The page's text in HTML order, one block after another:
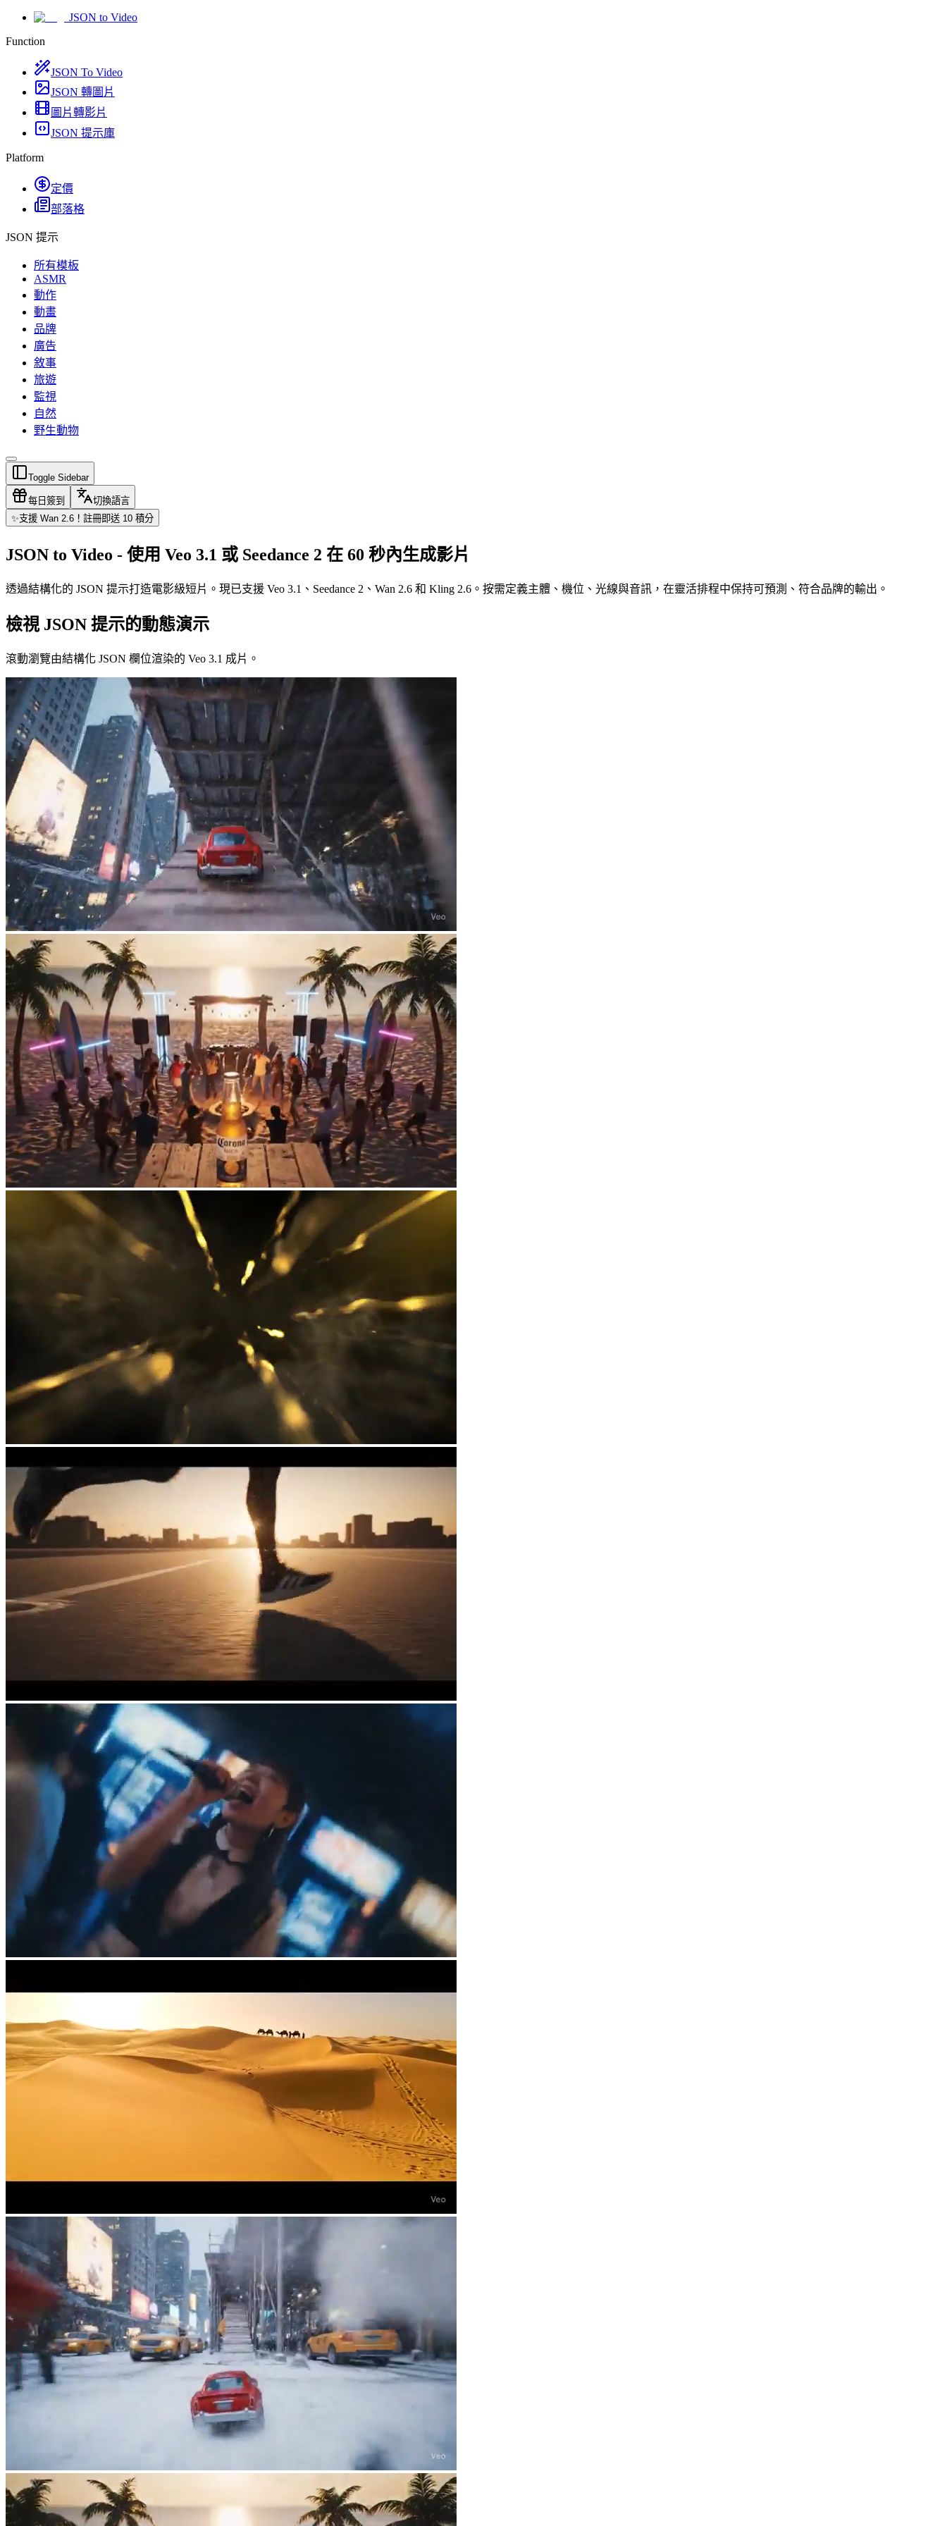
JSON to Video
Function
JSON To Video
JSON 轉圖片
圖片轉影片
JSON 提示庫
Platform
定價
部落格
JSON 提示
所有模板
ASMR
動作
動畫
品牌
廣告
敘事
旅遊
監視
自然
野生動物
Toggle Sidebar
每日簽到
切換語言
✨支援 Wan 2.6！註冊即送 10 積分
JSON to Video - 使用 Veo 3.1 或 Seedance 2 在 60 秒內生成影片
透過結構化的 JSON 提示打造電影級短片。現已支援 Veo 3.1、Seedance 2、Wan 2.6 和 Kling 2.6。按需定義主體、機位、光線與音訊，在靈活排程中保持可預測、符合品牌的輸出。
檢視 JSON 提示的動態演示
滾動瀏覽由結構化 JSON 欄位渲染的 Veo 3.1 成片。